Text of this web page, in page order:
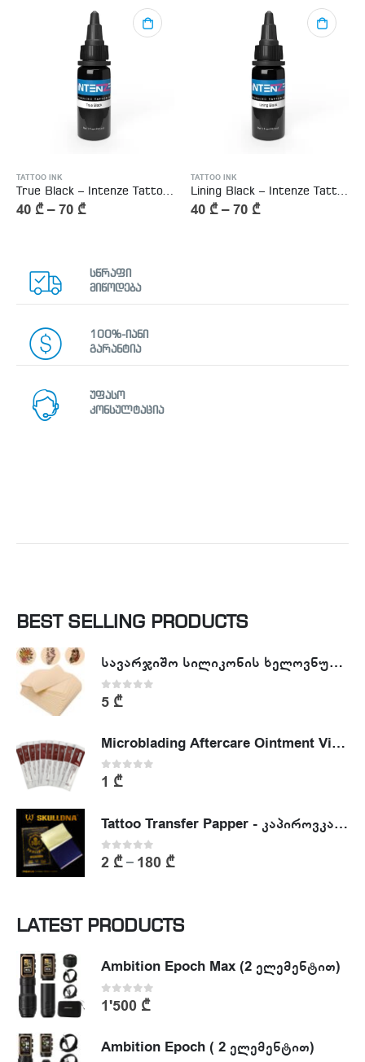
TATTOO INK
40 ₾–70 ₾
TATTOO INK
40 ₾–70 ₾
სწრაფი
მიწოდება
100%-იანი
გარანტია
უფასო
კონსულტაცია
BEST SELLING PRODUCTS
სავარჯიშო სილიკონის ხელოვნური კანი - Tattoo Practike skin
0out of 5
5 ₾
Microblading Aftercare Ointment Vitamin A&D
0 out of 5
1 ₾
Tattoo Transfer Papper - კაპიროვკა - ტატუს ესკიზის კოპირების ქაღალდი
0out of 5
2 ₾– 180 ₾
LATEST PRODUCTS
Ambition Epoch Max (2 ელემენტით)
0out of 5
1'500 ₾
Ambition Epoch ( 2 ელემენტით)